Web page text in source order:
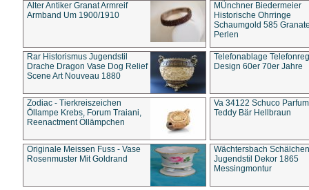
Alter Antiker Granat Armreif
Armband Um 1900/1910
MÜnchner Biedermeier
Historische Ohrringe
Schaumgold 585
Perlen
Rar Historismus Jugendstil
Drache Dragon Vase Dog Relief
Scene Art Nouveau 1880
Telefonablage
Design 60er 70er Jahre
Zodiac - Tierkreiszeichen
Öllampe Krebs, Forum Traiani,
Reenactment Öllämpchen
Va 34122 Schuco
Teddy Bär Hellbraun
Originale Meissen Fuss - Vase
Rosenmuster Mit Goldrand
Wächtersbach Schälchen
Jugendstil Dekor 1865
Messingmontur